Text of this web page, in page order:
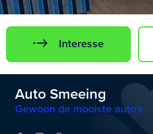
Interesse
Auto Smeeing
Gewoon de mooiste auto’s